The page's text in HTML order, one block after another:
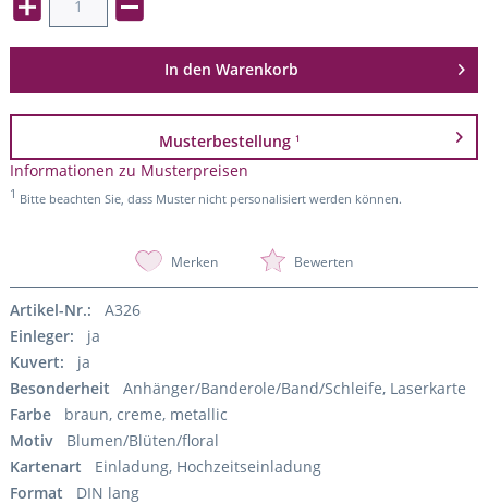
In den Warenkorb
Musterbestellung 1
Informationen zu Musterpreisen
1 Bitte beachten Sie, dass Muster nicht personalisiert werden können.
Merken Bewerten
Artikel-Nr.:
A326
Einleger:
ja
Kuvert:
ja
Besonderheit
Anhänger/Banderole/Band/Schleife, Laserkarte
Farbe
braun, creme, metallic
Motiv
Blumen/Blüten/floral
Kartenart
Einladung, Hochzeitseinladung
Format
DIN lang